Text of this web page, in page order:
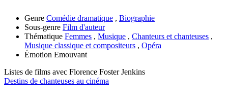
Genre Comédie dramatique , Biographie
Sous-genre Film d'auteur
Thématique Femmes , Musique , Chanteurs et chanteuses ,
Musique classique et compositeurs , Opéra
Émotion Emouvant
Listes de films avec Florence Foster Jenkins
Destins de chanteuses au cinéma